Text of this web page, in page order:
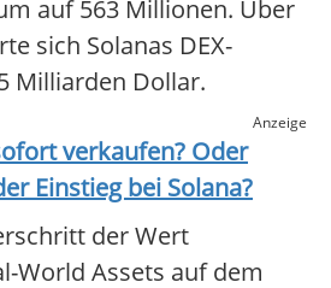
auf 563 Millionen. Über
sich Solanas DEX-
Milliarden Dollar.
Anzeige
verkaufen? Oder
Einstieg bei Solana?
der Wert
World Assets auf dem